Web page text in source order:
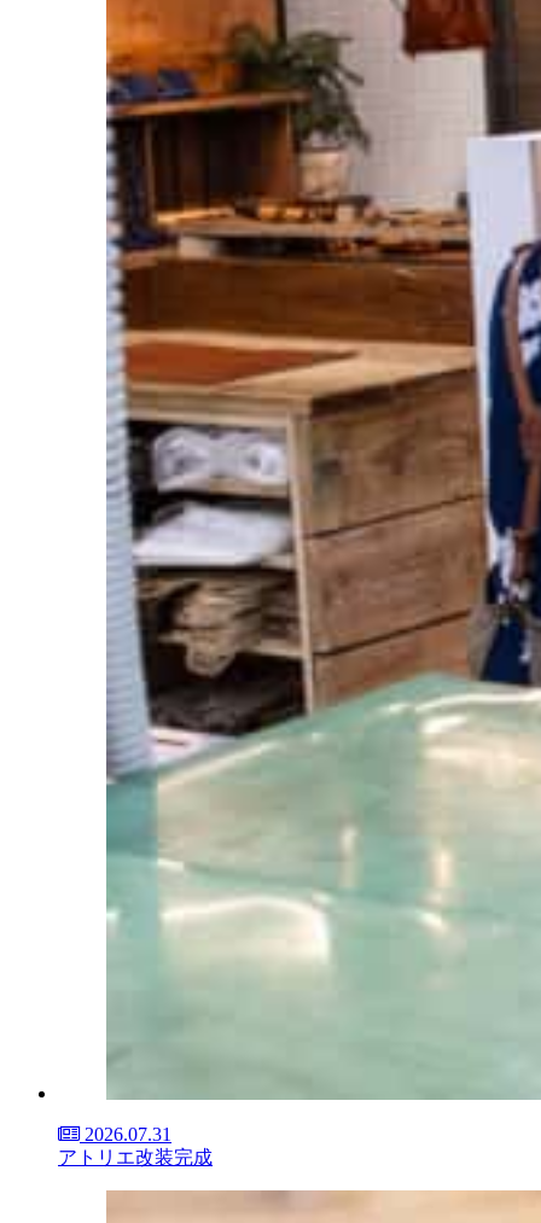
2026.07.31
アトリエ改装完成